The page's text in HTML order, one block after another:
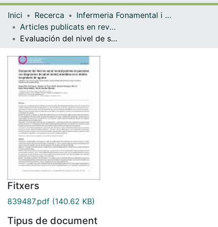
Navega per tot el DD
Inici Recerca
Infermeria Fonamental i Clínica
Articles publicats en revistes (Infermeria Fonamental i Clínica)
Evaluación del nivel de salud mental positiva en pacientes con diagnóstico de salud mental, atendidos en el ámbito hospitalario de agudos
Fitxers
839487.pdf (140.62 KB)
Tipus de document